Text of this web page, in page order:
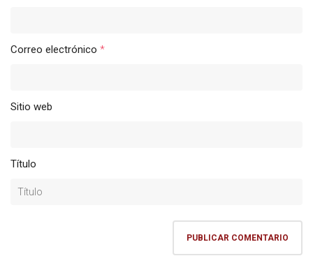
Correo electrónico *
Sitio web
Título